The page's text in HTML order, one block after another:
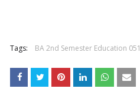
Tags: BA 2nd Semester Education 051